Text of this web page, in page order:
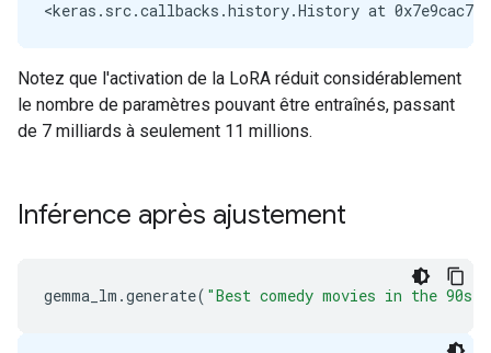
Notez que l'activation de la LoRA réduit considérablement
le nombre de paramètres pouvant être entraînés, passant
de 7 milliards à seulement 11 millions.
Inférence après ajustement
gemma_lm .generate( "Best comedy movies in the 90s "